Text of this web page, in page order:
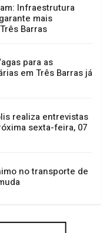
Infraestrutura
mais
Barras
para as
em Três Barras já
realiza entrevistas
sexta-feira, 07
no transporte de